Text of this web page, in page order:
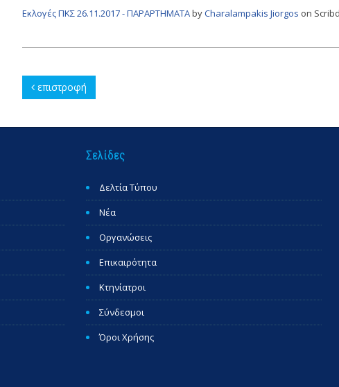
Εκλογές ΠΚΣ 26.11.2017 - ΠΑΡΑΡΤΗΜΑΤΑbyCharalampakis Jiorgos on Scribd
επιστροφή
Σελίδες
Δελτία Τύπου
Νέα
Οργανώσεις
Επικαιρότητα
Κτηνίατροι
Σύνδεσμοι
Όροι Χρήσης